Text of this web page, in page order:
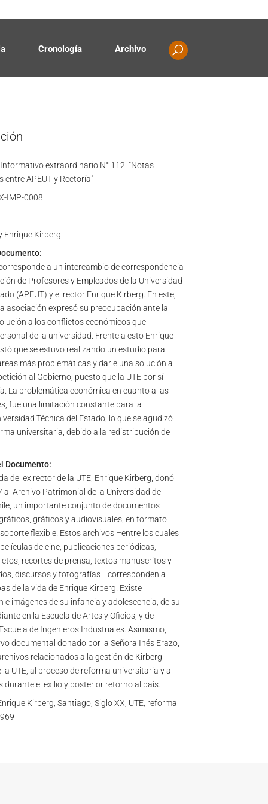
Cronología Archivo
extraordinario N° 112. "Notas
entre APEUT y Rectoría"
IMP-0008
Enrique Kirberg
a un intercambio de correspondencia
de Profesores y Empleados de la Universidad
(APEUT) y el rector Enrique Kirberg. En este,
asociación expresó su preocupación ante la
a los conflictos económicos que
de la universidad. Frente a esto Enrique
que se estuvo realizando un estudio para
más problemáticas y darle una solución a
al Gobierno, puesto que la UTE por sí
La problemática económica en cuanto a las
fue una limitación constante para la
Técnica del Estado, lo que se agudizó
universitaria, debido a la redistribución de
Documento:
del ex rector de la UTE, Enrique Kirberg, donó
al Archivo Patrimonial de la Universidad de
un importante conjunto de documentos
gráficos y audiovisuales, en formato
flexible. Estos archivos –entre los cuales
de cine, publicaciones periódicas,
recortes de prensa, textos manuscritos y
discursos y fotografías– corresponden a
de la vida de Enrique Kirberg. Existe
e imágenes de su infancia y adolescencia, de su
en la Escuela de Artes y Oficios, y de
de Ingenieros Industriales. Asimismo,
documental donado por la Señora Inés Erazo,
relacionados a la gestión de Kirberg
UTE, al proceso de reforma universitaria y a
durante el exilio y posterior retorno al país.
Kirberg, Santiago, Siglo XX, UTE, reforma